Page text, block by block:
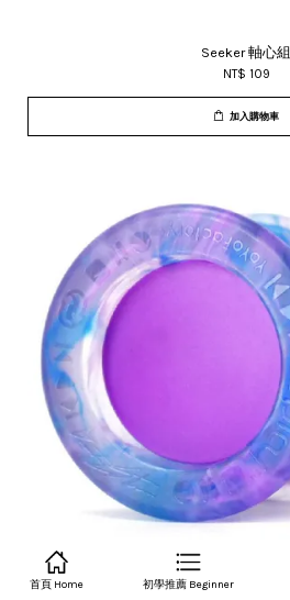
Seeker 軸心組
NT$ 109
加入購物車
首頁 Home 初學推薦 Beginner